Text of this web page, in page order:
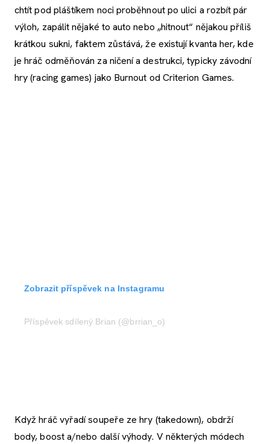
chtít pod pláštíkem noci proběhnout po ulici a rozbít pár
výloh, zapálit nějaké to auto nebo „hitnout“ nějakou příliš
krátkou sukni, faktem zůstává, že existují kvanta her, kde
je hráč odměňován za ničení a destrukci, typicky závodní
hry (racing games) jako Burnout od Criterion Games.
Zobrazit příspěvek na Instagramu
Příspěvek sdílený Brian (@brrian_o)
Když hráč vyřadí soupeře ze hry (takedown), obdrží
body, boost a/nebo další výhody. V některých módech